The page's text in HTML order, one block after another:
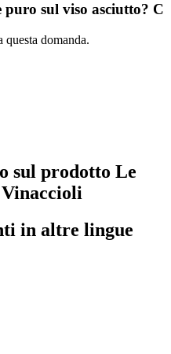
puro sul viso asciutto? C
questa domanda.
sul prodotto Le
in altre lingue